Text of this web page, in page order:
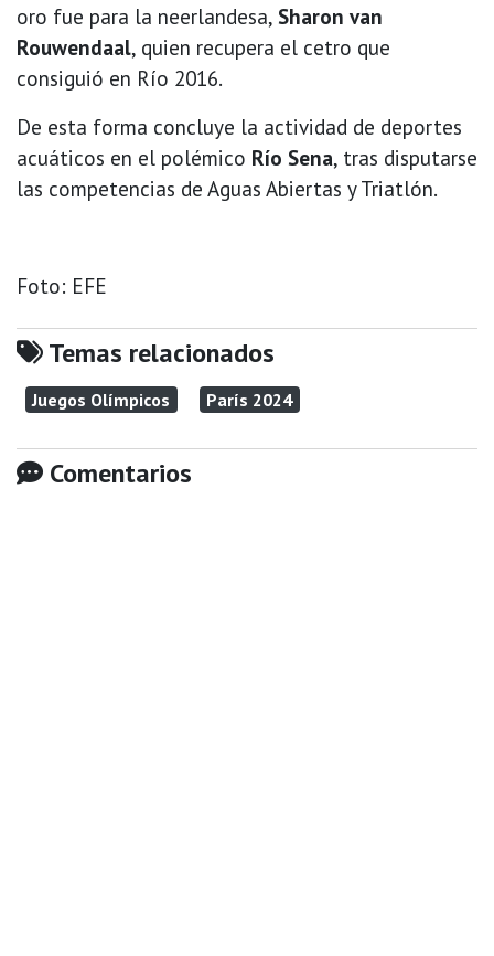
oro fue para la neerlandesa, Sharon van
Rouwendaal, quien recupera el cetro que
consiguió en Río 2016.
De esta forma concluye la actividad de deportes
acuáticos en el polémico Río Sena, tras disputarse
las competencias de Aguas Abiertas y Triatlón.
Foto: EFE
Temas relacionados
Juegos Olímpicos París 2024
Comentarios